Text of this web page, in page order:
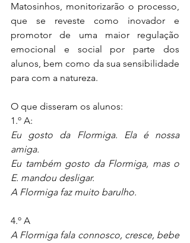
Matosinhos, monitorizarão o processo,
que se reveste como inovador e
promotor de uma maior regulação
emocional e social por parte dos
alunos, bem como da sua sensibilidade
para com a natureza.
O que disseram os alunos:
1.º A:
Eu gosto da Flormiga. Ela é nossa
amiga.
Eu também gosto da Flormiga, mas o
E. mandou desligar.
A Flormiga faz muito barulho.
4.º A
A Flormiga fala connosco, cresce, bebe